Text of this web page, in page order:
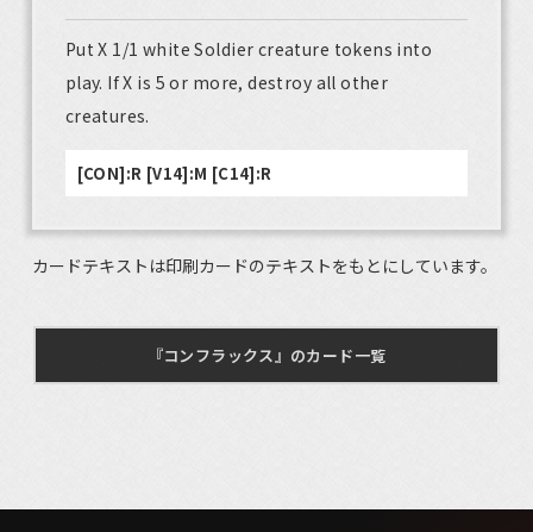
Put X 1/1 white Soldier creature tokens into
play. If X is 5 or more, destroy all other
creatures.
[CON]:R [V14]:M [C14]:R
カードテキストは印刷カードのテキストをもとにしています。
『コンフラックス』のカード一覧